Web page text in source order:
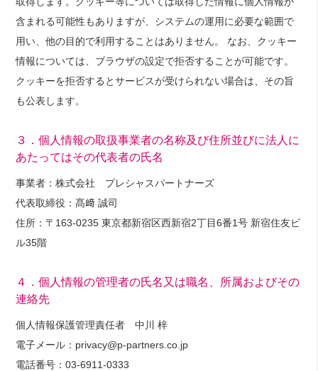
含まれる可能性もありますが、システムの運用に必要な範囲で
用い、他の目的で利用することはありません。 なお、クッキー
情報については、ブラウザの設定で拒否することが可能です。
クッキーを拒否するとサービスが受けられない場合は、その旨
も公表します。
３．個人情報の取扱事業者の名称及び住所並びに法人に
あたってはその代表者の氏名
事業者：株式会社 プレシャスパートナーズ
代表取締役：髙﨑 誠司
住所：〒163-0235 東京都新宿区西新宿2丁目6番1号 新宿住友ビ
ル35階
４．個人情報の管理者の氏名又は職名、所属およびその
連絡先
個人情報保護管理責任者 中川 梓
電子メール：privacy@p-partners.co.jp
電話番号：03-6911-0333